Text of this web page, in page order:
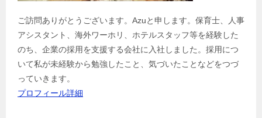
ご訪問ありがとうございます。Azuと申します。保育士、人事
アシスタント、海外ワーホリ、ホテルスタッフ等を経験した
のち、企業の採用を支援する会社に入社しました。採用につ
いて私が未経験から勉強したこと、気づいたことなどをつづ
っていきます。
プロフィール詳細